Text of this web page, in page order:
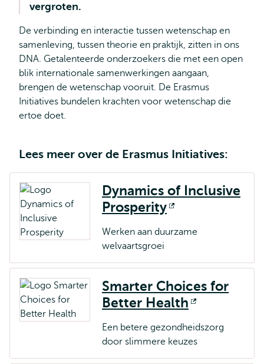
vergroten.
De verbinding en interactie tussen wetenschap en
samenleving, tussen theorie en praktijk, zitten in ons
DNA. Getalenteerde onderzoekers die met een open
blik internationale samenwerkingen aangaan,
brengen de wetenschap vooruit. De Erasmus
Initiatives bundelen krachten voor wetenschap die
ertoe doet.
Lees meer over de Erasmus Initiatives:
Dynamics of Inclusive
Prosperity
Werken aan duurzame
welvaartsgroei
Smarter Choices for
Better Health
Een betere gezondheidszorg
door slimmere keuzes